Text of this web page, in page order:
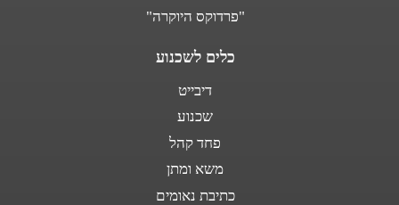
"פרדוקס היוקרה"
כלים לשכנוע
דיבייט
שכנוע
פחד קהל
משא ומתן
כתיבת נאומים